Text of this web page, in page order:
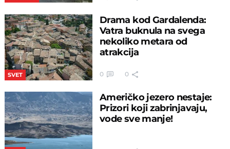
SVET
Drama kod Gardalenda:
Vatra buknula na svega
nekoliko metara od
atrakcija
0 0
Američko jezero nestaje:
Prizori koji zabrinjavaju,
vode sve manje!